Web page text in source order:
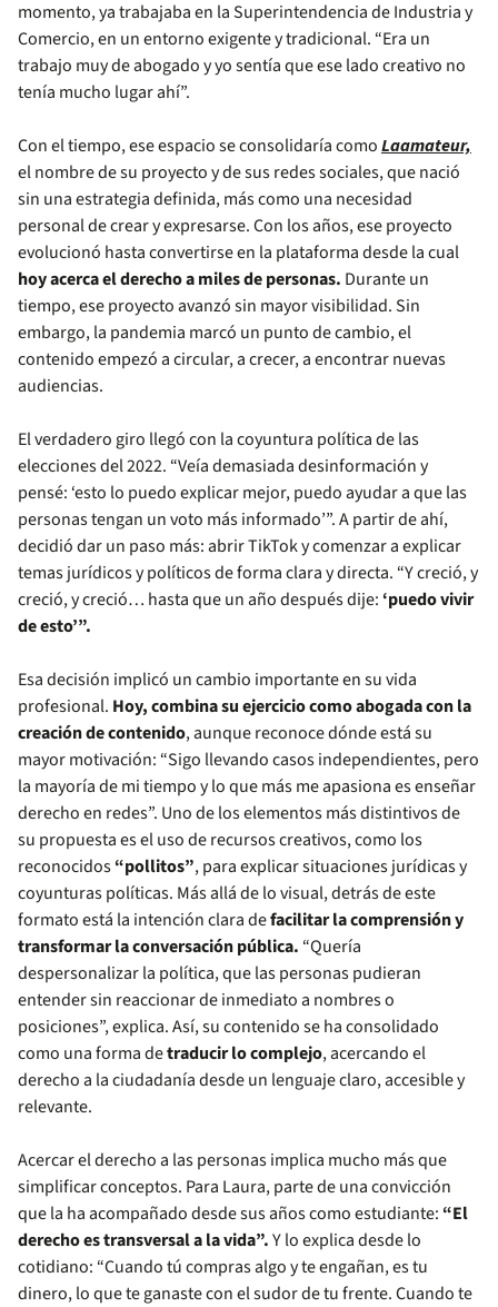
momento, ya trabajaba en la Superintendencia de Industria y
Comercio, en un entorno exigente y tradicional. “Era un
trabajo muy de abogado y yo sentía que ese lado creativo no
tenía mucho lugar ahí”.
Con el tiempo, ese espacio se consolidaría comoLaamateur,
el nombre de su proyecto y de sus redes sociales, que nació
sin una estrategia definida, más como una necesidad
personal de crear y expresarse. Con los años, ese proyecto
evolucionó hasta convertirse en la plataforma desde la cual
hoy acerca el derecho a miles de personas. Durante un
tiempo, ese proyecto avanzó sin mayor visibilidad. Sin
embargo, la pandemia marcó un punto de cambio, el
contenido empezó a circular, a crecer, a encontrar nuevas
audiencias.
El verdadero giro llegó con la coyuntura política de las
elecciones del 2022. “Veía demasiada desinformación y
pensé: ‘esto lo puedo explicar mejor, puedo ayudar a que las
personas tengan un voto más informado’”. A partir de ahí,
decidió dar un paso más: abrir TikTok y comenzar a explicar
temas jurídicos y políticos de forma clara y directa. “Y creció, y
creció, y creció… hasta que un año después dije: ‘puedo vivir
de esto’”.
Esa decisión implicó un cambio importante en su vida
profesional. Hoy, combina su ejercicio como abogada con la
creación de contenido, aunque reconoce dónde está su
mayor motivación: “Sigo llevando casos independientes, pero
la mayoría de mi tiempo y lo que más me apasiona es enseñar
derecho en redes”. Uno de los elementos más distintivos de
su propuesta es el uso de recursos creativos, como los
reconocidos“pollitos”, para explicar situaciones jurídicas y
coyunturas políticas. Más allá de lo visual, detrás de este
formato está la intención clara defacilitar la comprensión y
transformar la conversación pública. “Quería
despersonalizar la política, que las personas pudieran
entender sin reaccionar de inmediato a nombres o
posiciones”, explica. Así, su contenido se ha consolidado
como una forma detraducir lo complejo, acercando el
derecho a la ciudadanía desde un lenguaje claro, accesible y
relevante.
Acercar el derecho a las personas implica mucho más que
simplificar conceptos. Para Laura, parte de una convicción
que la ha acompañado desde sus años como estudiante: “El
derecho es transversal a la vida”.Y lo explica desde lo
cotidiano: “Cuando tú compras algo y te engañan, es tu
dinero, lo que te ganaste con el sudor de tu frente. Cuando te